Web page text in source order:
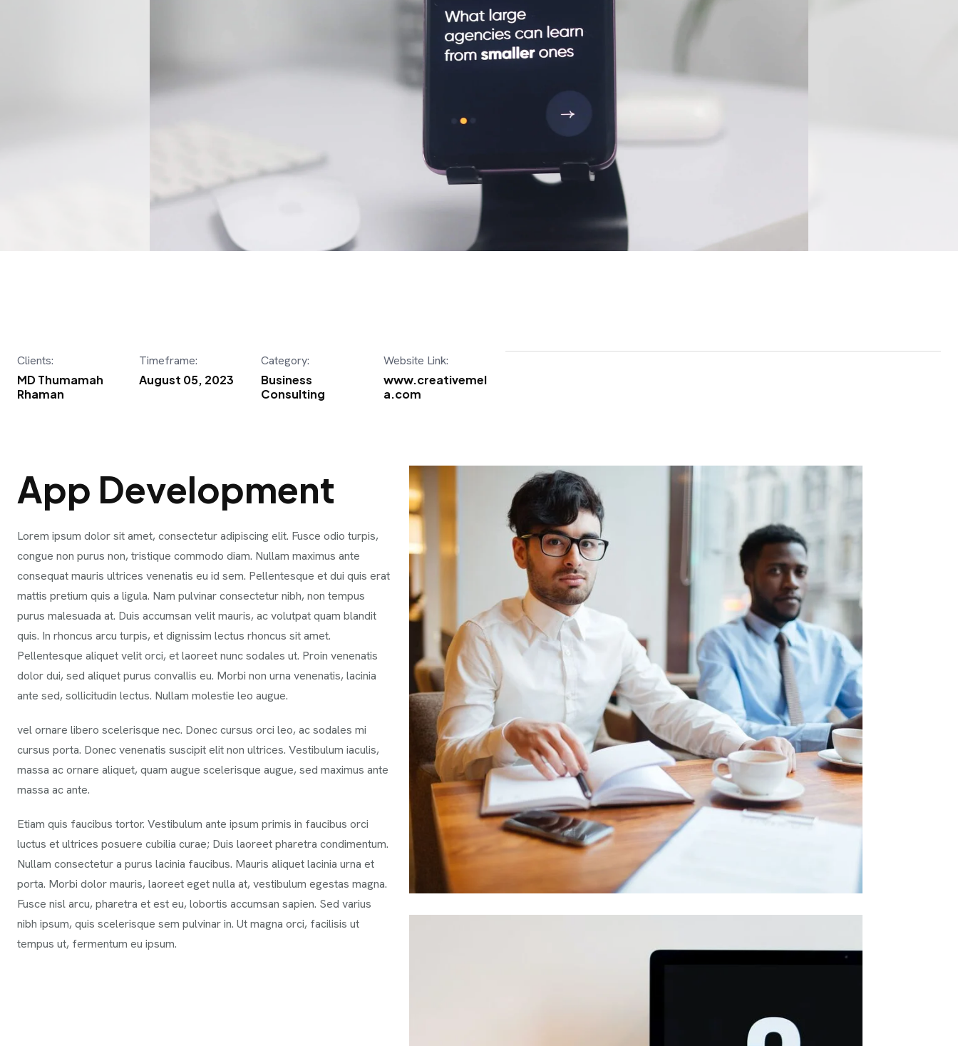
Clients:
MD Thumamah
Rhaman
Timeframe:
August 05, 2023
Category:
Business
Consulting
Website Link:
www.creativemel
a.com
App Development
Lorem ipsum dolor sit amet, consectetur adipiscing elit. Fusce odio turpis,
congue non purus non, tristique commodo diam. Nullam maximus ante
consequat mauris ultrices venenatis eu id sem. Pellentesque et dui quis erat
mattis pretium quis a ligula. Nam pulvinar consectetur nibh, non tempus
purus malesuada at. Duis accumsan velit mauris, ac volutpat quam blandit
quis. In rhoncus arcu turpis, et dignissim lectus rhoncus sit amet.
Pellentesque aliquet velit orci, et laoreet nunc sodales ut. Proin venenatis
dolor dui, sed aliquet purus convallis eu. Morbi non urna venenatis, lacinia
ante sed, sollicitudin lectus. Nullam molestie leo augue.
vel ornare libero scelerisque nec. Donec cursus orci leo, ac sodales mi
cursus porta. Donec venenatis suscipit elit non ultrices. Vestibulum iaculis,
massa ac ornare aliquet, quam augue scelerisque augue, sed maximus ante
massa ac ante.
Etiam quis faucibus tortor. Vestibulum ante ipsum primis in faucibus orci
luctus et ultrices posuere cubilia curae; Duis laoreet pharetra condimentum.
Nullam consectetur a purus lacinia faucibus. Mauris aliquet lacinia urna et
porta. Morbi dolor mauris, laoreet eget nulla at, vestibulum egestas magna.
Fusce nisl arcu, pharetra et est eu, lobortis accumsan sapien. Sed varius
nibh ipsum, quis scelerisque sem pulvinar in. Ut magna orci, facilisis ut
tempus ut, fermentum eu ipsum.